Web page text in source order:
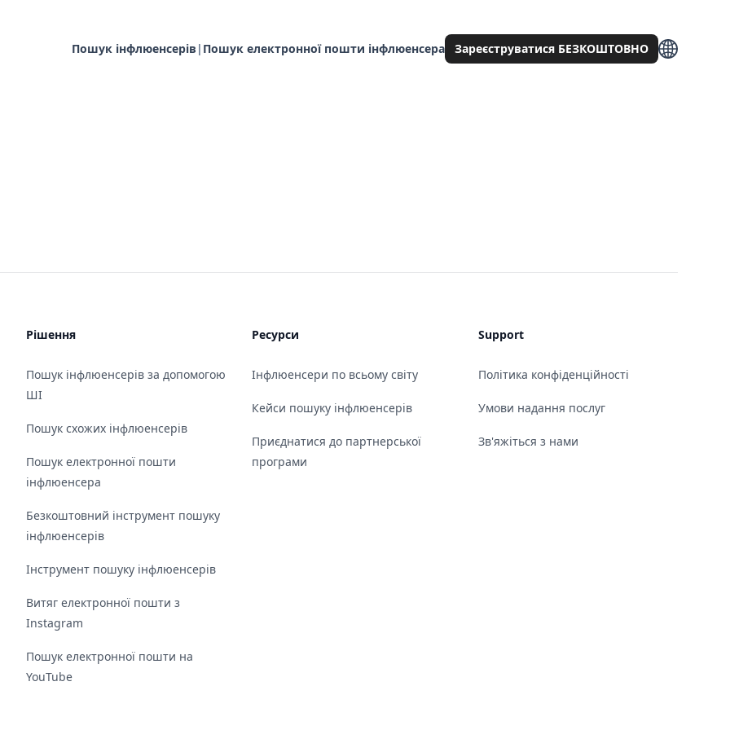
Пошук інфлюенсерів | Пошук електронної пошти інфлюенсера Зареєструватися БЕЗКОШТОВНО
Рішення
Пошук інфлюенсерів за допомогою
ШІ
Пошук схожих інфлюенсерів
Пошук електронної пошти
інфлюенсера
Безкоштовний інструмент пошуку
інфлюенсерів
Інструмент пошуку інфлюенсерів
Витяг електронної пошти з
Instagram
Пошук електронної пошти на
YouTube
Ресурси
Інфлюенсери по всьому світу
Кейси пошуку інфлюенсерів
Приєднатися до партнерської
програми
Support
Політика конфіденційності
Умови надання послуг
Зв'яжіться з нами